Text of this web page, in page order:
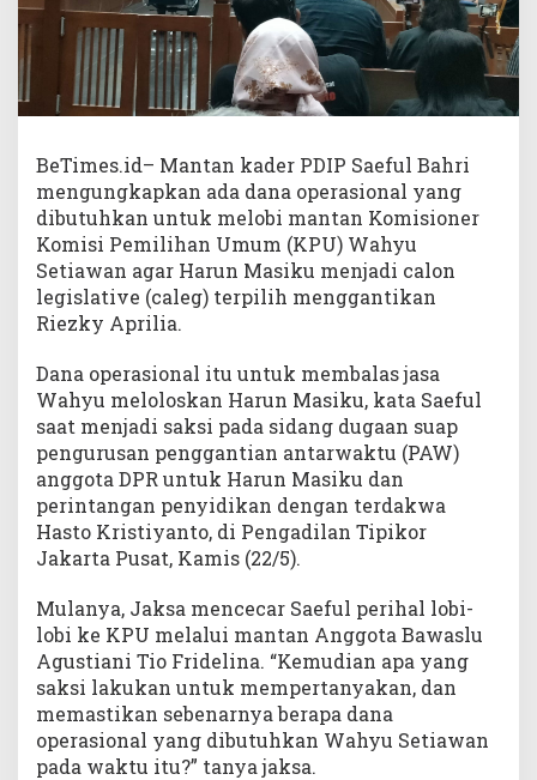
BeTimes.id– Mantan kader PDIP Saeful Bahri
mengungkapkan ada dana operasional yang
dibutuhkan untuk melobi mantan Komisioner
Komisi Pemilihan Umum (KPU) Wahyu
Setiawan agar Harun Masiku menjadi calon
legislative (caleg) terpilih menggantikan
Riezky Aprilia.
Dana operasional itu untuk membalas jasa
Wahyu meloloskan Harun Masiku, kata Saeful
saat menjadi saksi pada sidang dugaan suap
pengurusan penggantian antarwaktu (PAW)
anggota DPR untuk Harun Masiku dan
perintangan penyidikan dengan terdakwa
Hasto Kristiyanto, di Pengadilan Tipikor
Jakarta Pusat, Kamis (22/5).
Mulanya, Jaksa mencecar Saeful perihal lobi-
lobi ke KPU melalui mantan Anggota Bawaslu
Agustiani Tio Fridelina. “Kemudian apa yang
saksi lakukan untuk mempertanyakan, dan
memastikan sebenarnya berapa dana
operasional yang dibutuhkan Wahyu Setiawan
pada waktu itu?” tanya jaksa.